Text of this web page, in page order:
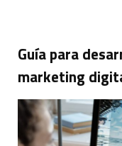
Guía para
marketing